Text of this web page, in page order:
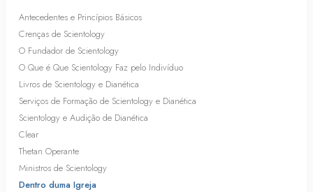
Antecedentes e Princípios Básicos
Crenças de Scientology
O Fundador de Scientology
O Que é Que Scientology Faz pelo Indivíduo
Livros de Scientology e Dianética
Serviços de Formação de Scientology e Dianética
Scientology e Audição de Dianética
Clear
Thetan Operante
Ministros de Scientology
Dentro duma Igreja